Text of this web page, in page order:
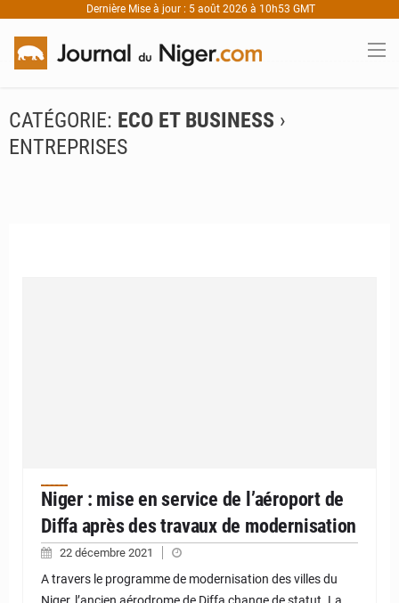
Dernière Mise à jour : 5 août 2026 à 10h53 GMT
CATÉGORIE: ECO ET BUSINESS ›
ENTREPRISES
Niger : mise en service de l’aéroport de
Diffa après des travaux de modernisation
22 décembre 2021
A travers le programme de modernisation des villes du